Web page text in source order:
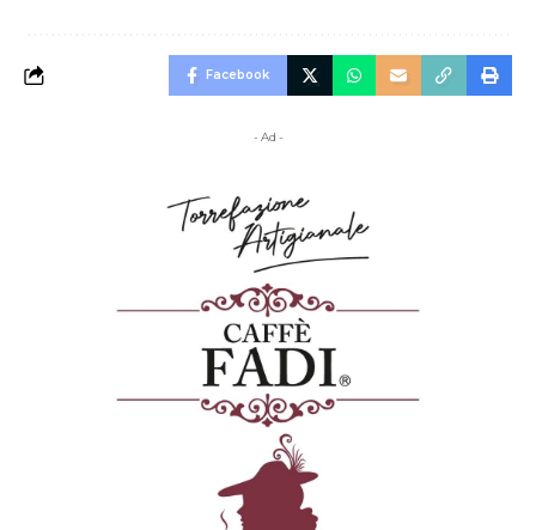
Facebook
- Ad -